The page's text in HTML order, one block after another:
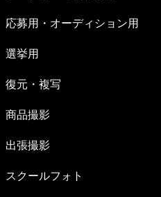
応募用・オーディション用
選挙用
復元・複写
商品撮影
出張撮影
スクールフォト